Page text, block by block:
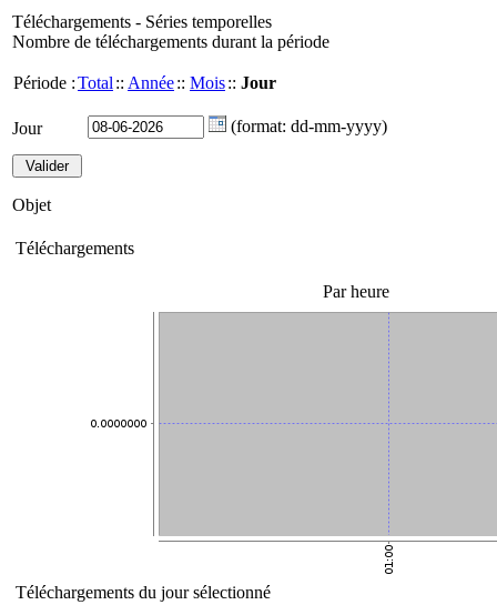
Téléchargements - Séries temporelles
Nombre de téléchargements durant la période
Période :Total :: Année:: Mois:: Jour
Jour (format: dd-mm-yyyy)
Objet
Téléchargements
Par heure
Téléchargements du jour sélectionné